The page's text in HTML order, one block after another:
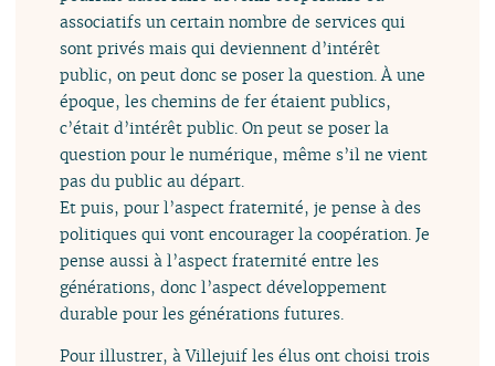
associatifs un certain nombre de services qui
sont privés mais qui deviennent d’intérêt
public, on peut donc se poser la question. À une
époque, les chemins de fer étaient publics,
c’était d’intérêt public. On peut se poser la
question pour le numérique, même s’il ne vient
pas du public au départ.
Et puis, pour l’aspect fraternité, je pense à des
politiques qui vont encourager la coopération. Je
pense aussi à l’aspect fraternité entre les
générations, donc l’aspect développement
durable pour les générations futures.
Pour illustrer, à Villejuif les élus ont choisi trois